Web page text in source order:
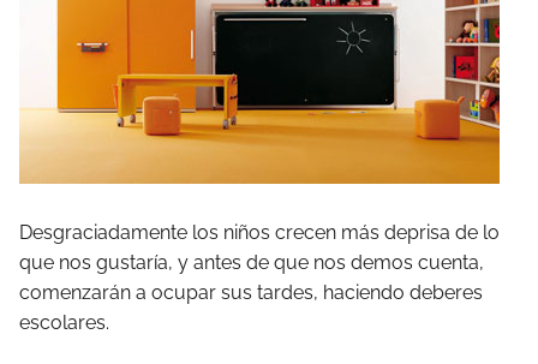
Desgraciadamente los niños crecen más deprisa de lo
que nos gustaría, y antes de que nos demos cuenta,
comenzarán a ocupar sus tardes, haciendo deberes
escolares.